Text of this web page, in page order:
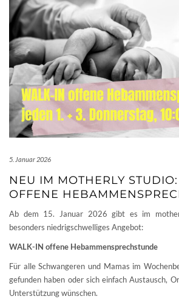
5. Januar 2026
NEU IM MOTHERLY
OFFENE
Ab dem 15. Januar 2026 gibt es im
besonders niedrigschwelliges Angebot:
WALK-IN offene Hebammensprechstunde
Für alle Schwangeren und Mamas im
gefunden haben oder sich einfach Austausch,
Unterstützung wünschen.